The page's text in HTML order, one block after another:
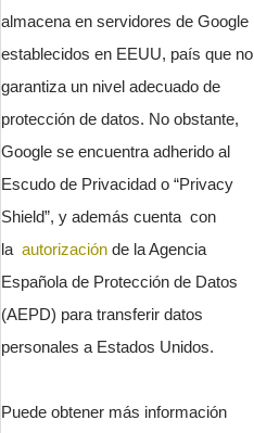
almacena en servidores de Google
establecidos en EEUU, país que no
garantiza un nivel adecuado de
protección de datos. No obstante,
Google se encuentra adherido al
Escudo de Privacidad o “Privacy
Shield”, y además cuenta con
la autorización de la Agencia
Española de Protección de Datos
(AEPD) para transferir datos
personales a Estados Unidos.
Puede obtener más información